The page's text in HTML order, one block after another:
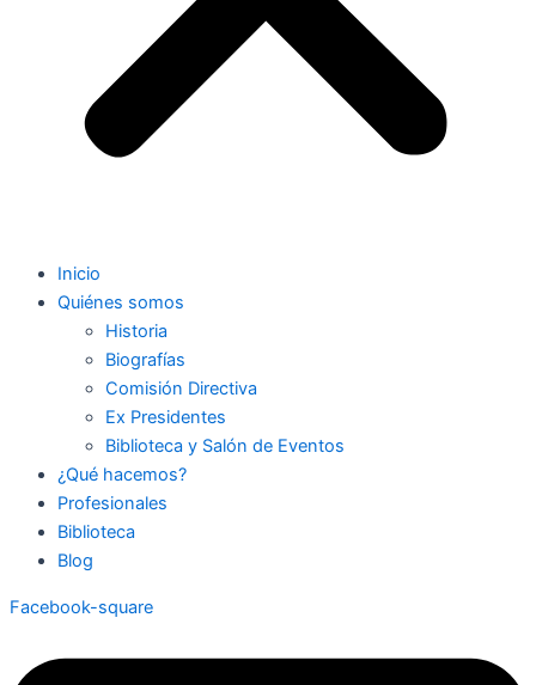
Inicio
Quiénes somos
Historia
Biografías
Comisión Directiva
Ex Presidentes
Biblioteca y Salón de Eventos
¿Qué hacemos?
Profesionales
Biblioteca
Blog
Facebook-square